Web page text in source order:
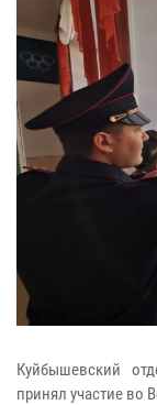
Куйбышевский
принял участие во